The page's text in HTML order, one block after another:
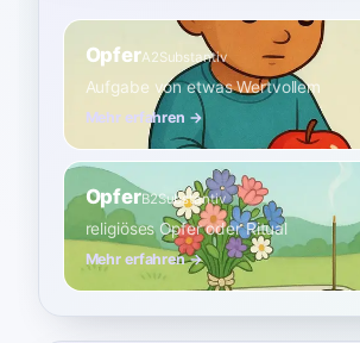
OpferA2Substantiv
Aufgabe von etwas Wertvollem
Mehr erfahren →
OpferB2Substantiv
religiöses Opfer oder Ritual
Mehr erfahren →